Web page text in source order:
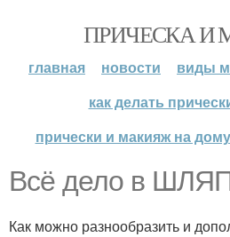
ПРИЧЕСКА И
главная новости
виды
как делать
прически и макияж на дому
Всё дело в
Как можно разнообразить и